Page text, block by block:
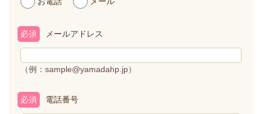
メールアドレス
必須
（例：sample@yamadahp.jp）
電話番号
必須